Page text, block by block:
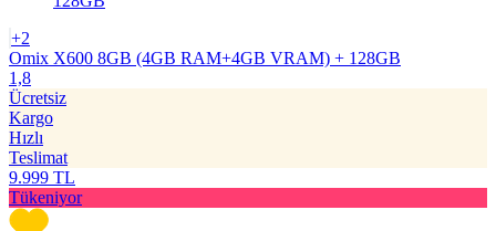
+2
Omix X600 8GB (4GB RAM+4GB VRAM) + 128GB
1,8
Ücretsiz
Kargo
Hızlı
Teslimat
9.999 TL
Tükeniyor